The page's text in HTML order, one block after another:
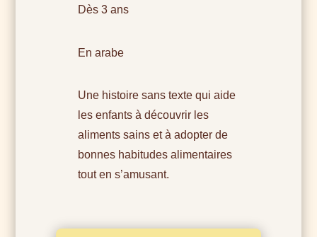
Dès 3 ans
En arabe
Une histoire sans texte qui aide
les enfants à découvrir les
aliments sains et à adopter de
bonnes habitudes alimentaires
tout en s’amusant.